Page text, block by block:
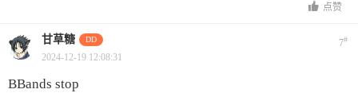
点赞
甘草糖 DD 7#
2024-12-19 12:08:31
BBands stop